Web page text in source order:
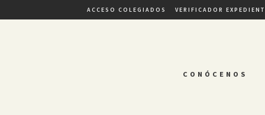
ACCESO COLEGIADOS VERIFICADOR
CONÓCENOS